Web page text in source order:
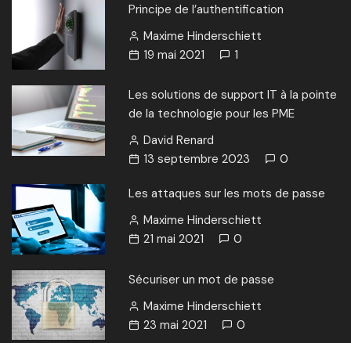
Principe de l’authentification
Maxime Hinderschiett
19 mai 2021
1
Les solutions de support IT à la pointe
de la technologie pour les PME
David Renard
13 septembre 2023
0
Les attaques sur les mots de passe
Maxime Hinderschiett
21 mai 2021
0
Sécuriser un mot de passe
Maxime Hinderschiett
23 mai 2021
0